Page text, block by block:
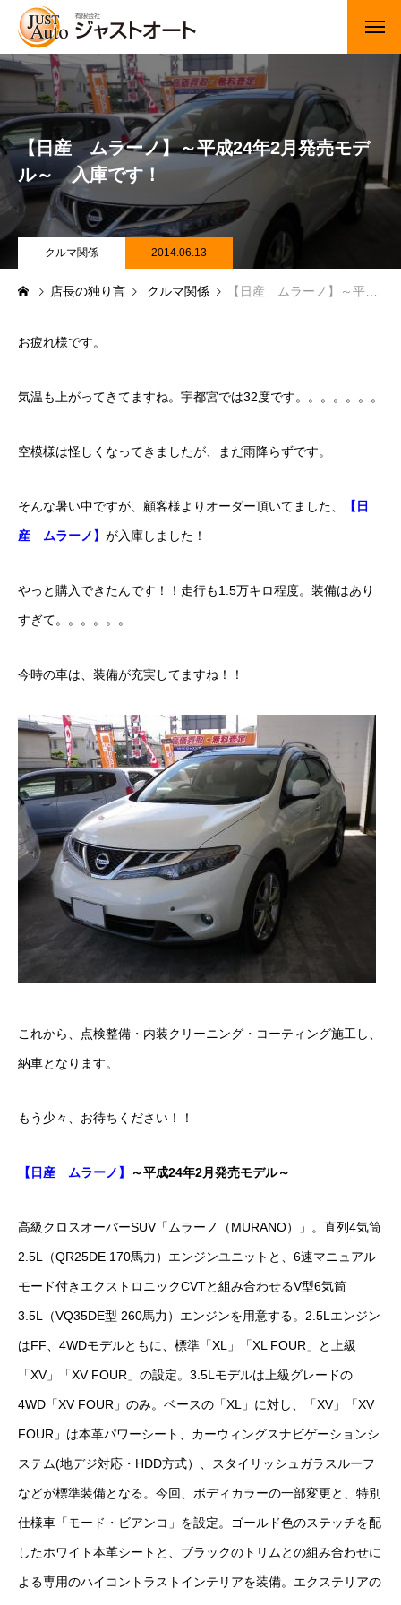
トップページ
新車
中古車・未使用車
JUジャナイト在庫情報
Gooネット在庫情報
カーセンサー在庫情報
車検・定期点検
各種作業料金
独自の買取査定
ジャストオートのカーリース
カーリースとは？
よくある質問
オートローン
沿革
クロちゃんの独り言
ご納車
部品取付
車検
各種手続
【日産 ムラーノ】～平成24年2月発売モデ
ル～ 入庫です！
クルマ関係 2014.06.13
店長の独り言 クルマ関係 【日産 ムラーノ】～平成24年2月発売モデル～ 入庫です！
お疲れ様です。
気温も上がってきてますね。宇都宮では32度です。。。。。。。
空模様は怪しくなってきましたが、まだ雨降らずです。
そんな暑い中ですが、顧客様よりオーダー頂いてました、 【日
産 ムラーノ】 が入庫しました！
やっと購入できたんです！！走行も1.5万キロ程度。装備はあり
すぎて。。。。。。
今時の車は、装備が充実してますね！！
これから、点検整備・内装クリーニング・コーティング施工し、
納車となります。
もう少々、お待ちください！！
【日産 ムラーノ】 ～平成24年2月発売モデル～
高級クロスオーバーSUV「ムラーノ（MURANO）」。直列4気筒
2.5L（QR25DE 170馬力）エンジンユニットと、6速マニュアル
モード付きエクストロニックCVTと組み合わせるV型6気筒
3.5L（VQ35DE型 260馬力）エンジンを用意する。2.5Lエンジン
はFF、4WDモデルともに、標準「XL」「XL FOUR」と上級
「XV」「XV FOUR」の設定。3.5Lモデルは上級グレードの
4WD「XV FOUR」のみ。ベースの「XL」に対し、「XV」「XV
FOUR」は本革パワーシート、カーウィングスナビゲーションシ
ステム(地デジ対応・HDD方式）、スタイリッシュガラスルーフ
などが標準装備となる。今回、ボディカラーの一部変更と、特別
仕様車「モード・ビアンコ」を設定。ゴールド色のステッチを配
したホワイト本革シートと、ブラックのトリムとの組み合わせに
よる専用のハイコントラストインテリアを装備。エクステリアの